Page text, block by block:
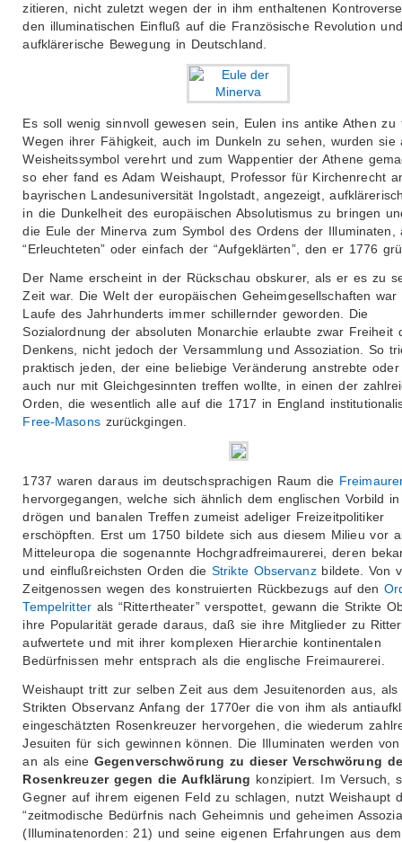
zitieren, nicht zuletzt wegen der in ihm enthaltenen
den illuminatischen Einfluß auf die Französische Revolution
aufklärerische Bewegung in Deutschland.
Es soll wenig sinnvoll gewesen sein, Eulen ins antike Athen zu
Wegen ihrer Fähigkeit, auch im Dunkeln zu sehen, wurden sie
Weisheitssymbol verehrt und zum Wappentier der Athene
so eher fand es Adam Weishaupt, Professor für Kirchenrecht
bayrischen Landesuniversität Ingolstadt, angezeigt,
in die Dunkelheit des europäischen Absolutismus zu bringen
die Eule der Minerva zum Symbol des Ordens der Illuminaten,
“Erleuchteten” oder einfach der “Aufgeklärten”, den er 1776
Der Name erscheint in der Rückschau obskurer, als er es zu
Zeit war. Die Welt der europäischen Geheimgesellschaften war
Laufe des Jahrhunderts immer schillernder geworden. Die
Sozialordnung der absoluten Monarchie erlaubte zwar Freiheit
Denkens, nicht jedoch der Versammlung und Assoziation. So
praktisch jeden, der eine beliebige Veränderung anstrebte
auch nur mit Gleichgesinnten treffen wollte, in einen der
Orden, die wesentlich alle auf die 1717 in England
Free-Masonszurückgingen.
1737 waren daraus im deutschsprachigen Raum die
hervorgegangen, welche sich ähnlich dem englischen Vorbild
drögen und banalen Treffen zumeist adeliger Freizeitpolitiker
erschöpften. Erst um 1750 bildete sich aus diesem Milieu vor
Mitteleuropa die sogenannte Hochgradfreimaurerei, deren
und einflußreichsten Orden die Strikte Observanzbildete. Von
Zeitgenossen wegen des konstruierten Rückbezugs auf den
Tempelritterals “Rittertheater” verspottet, gewann die Strikte
ihre Popularität gerade daraus, daß sie ihre Mitglieder zu
aufwertete und mit ihrer komplexen Hierarchie kontinentalen
Bedürfnissen mehr entsprach als die englische Freimaurerei.
Weishaupt tritt zur selben Zeit aus dem Jesuitenorden aus,
Strikten Observanz Anfang der 1770er die von ihm als
eingeschätzten Rosenkreuzer hervorgehen, die wiederum
Jesuiten für sich gewinnen können. Die Illuminaten werden von
an als eine Gegenverschwörung zu dieser Verschwörung
Rosenkreuzer gegen die Aufklärung konzipiert. Im Versuch,
Gegner auf ihrem eigenen Feld zu schlagen, nutzt Weishaupt
“zeitmodische Bedürfnis nach Geheimnis und geheimen
(Illuminatenorden: 21) und seine eigenen Erfahrungen aus dem